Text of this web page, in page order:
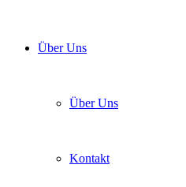
Über Uns
Über Uns
Kontakt